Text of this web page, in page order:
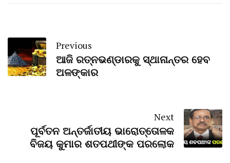
Previous
ଆଜି ରତ୍ନଭଣ୍ଡାରକୁ ସ୍ଥାନାନ୍ତର ହେବ
ଅଳଙ୍କାର
Next
ପୂର୍ବତନ ଅନ୍ତର୍ଜାତୀୟ ଭାରୋତ୍ତୋଳକ
ବିଜୟ କୁମାର ଶତପଥୀଙ୍କ ପରଲୋକ